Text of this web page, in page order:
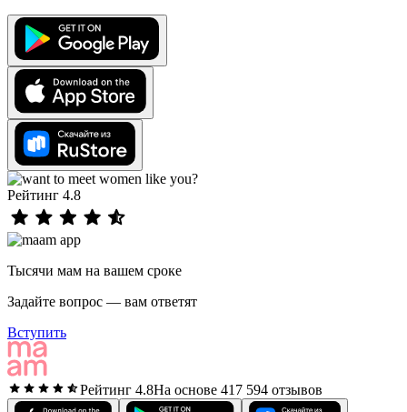
Рейтинг 4.8
Тысячи мам на вашем сроке
Задайте вопрос — вам ответят
Вступить
Рейтинг 4.8На основе 417 594 отзывов